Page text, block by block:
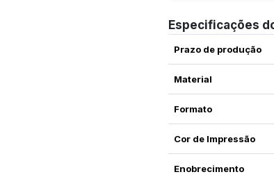
Especificações
Prazo de produção
Material
Formato
Cor de Impressão
Enobrecimento